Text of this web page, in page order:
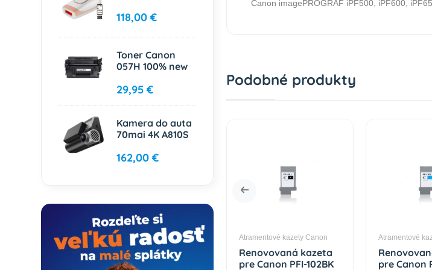
Canon imagePROGRAF iPF500, iPF600,
Podobné produkty
Atramentové kazety Canon
Renovovaná kazeta
pre Canon PFI-102M
Atramentové kazety Canon
Renovovaná kazeta
pre Canon PFI-102BK
Atramentové
pre Canon
118,00 €
Toner Canon
057H 100% new
29,95 €
Kamera do auta
70mai 4K A810S
162,00 €